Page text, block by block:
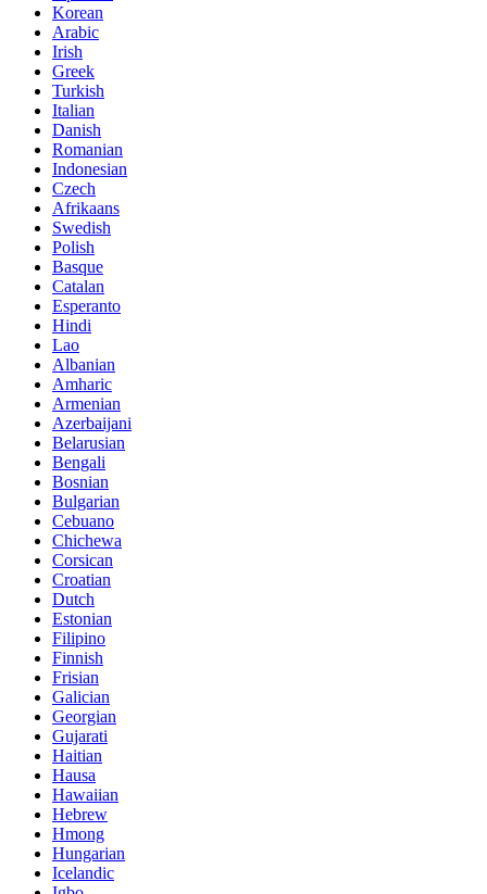
Korean
Arabic
Irish
Greek
Turkish
Italian
Danish
Romanian
Indonesian
Czech
Afrikaans
Swedish
Polish
Basque
Catalan
Esperanto
Hindi
Lao
Albanian
Amharic
Armenian
Azerbaijani
Belarusian
Bengali
Bosnian
Bulgarian
Cebuano
Chichewa
Corsican
Croatian
Dutch
Estonian
Filipino
Finnish
Frisian
Galician
Georgian
Gujarati
Haitian
Hausa
Hawaiian
Hebrew
Hmong
Hungarian
Icelandic